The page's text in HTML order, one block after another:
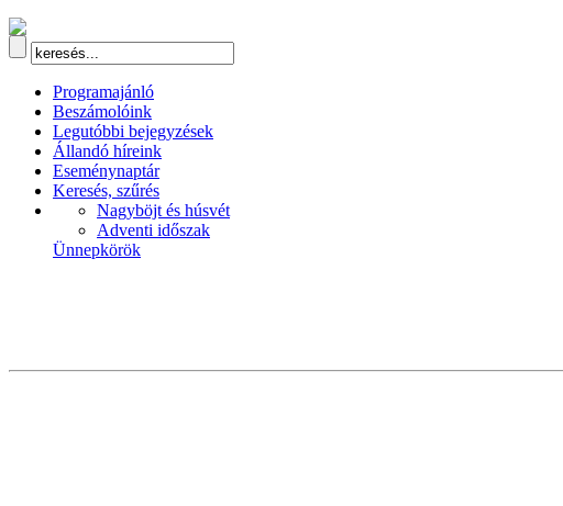
Programajánló
Beszámolóink
Legutóbbi bejegyzések
Állandó híreink
Eseménynaptár
Keresés, szűrés
Nagyböjt és húsvét
Adventi időszak
Ünnepkörök